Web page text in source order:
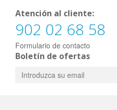
Atención al cliente:
902 02 68 58
Formulario de contacto
Boletín de ofertas